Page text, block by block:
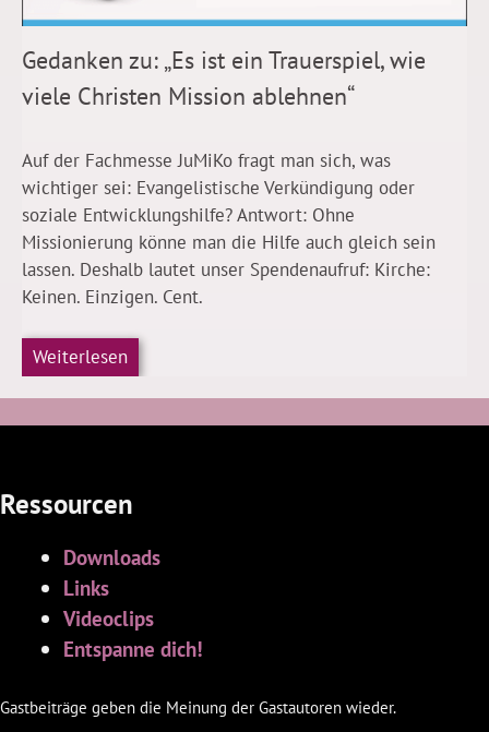
Gedanken zu: „Es ist ein Trauerspiel, wie
viele Christen Mission ablehnen“
Auf der Fachmesse JuMiKo fragt man sich, was
wichtiger sei: Evangelistische Verkündigung oder
soziale Entwicklungshilfe? Antwort: Ohne
Missionierung könne man die Hilfe auch gleich sein
lassen. Deshalb lautet unser Spendenaufruf: Kirche:
Keinen. Einzigen. Cent.
Weiterlesen
Ressourcen
Downloads
Links
Videoclips
Entspanne dich!
Gastbeiträge geben die Meinung der Gastautoren wieder.